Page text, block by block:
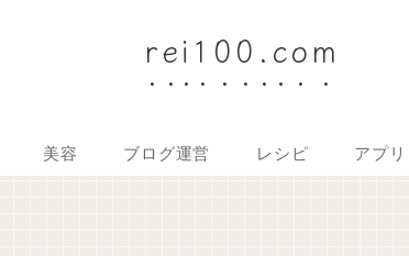
rei100.com
美容 ブログ運営 レシピ アプリ